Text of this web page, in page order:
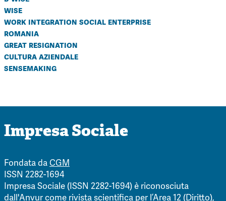
wise
work integration social enterprise
romania
great resignation
cultura aziendale
sensemaking
Impresa Sociale
Fondata daCGM
ISSN 2282-1694
Impresa Sociale (ISSN 2282-1694) è riconosciuta
dall'Anvur come rivista scientifica per l’Area 12 (Diritto),